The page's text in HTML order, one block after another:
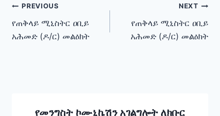
Post
navigation
PREVIOUS
የጠቅላይ ሚኒስትር ዐቢይ
አሕመድ (ዶ/ር) መልዕክት
NEXT
የጠቅላይ ሚኒስትር ዐቢይ
አሕመድ (ዶ/ር) መልዕክት
የመንግስት ኮሙኒኬሽን አገልግሎት ለክቡር